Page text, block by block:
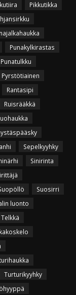
Pikkutikka
Punakylkirastas
Punatulkku
Pyrstötiainen
Rantasipi
Ruisrääkkä
Sepelkyyhky
Sinirinta
Suosirri
luonto
Telkkä
Turturikyyhky